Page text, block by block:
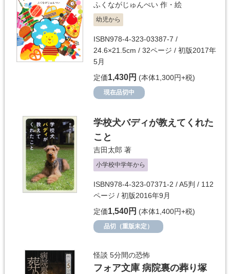
ふくながじゅんぺい 作・絵
幼児から
ISBN978-4-323-03387-7 /
24.6×21.5cm / 32ページ / 初版2017年
5月
定価1,430円 (本体1,300円+税)
現在品切中
学校犬バディが教えてくれた
こと
吉田太郎 著
小学校中学年から
ISBN978-4-323-07371-2 / A5判 / 112
ページ / 初版2016年9月
定価1,540円 (本体1,400円+税)
品切（重版未定）
怪談 5分間の恐怖
フォア文庫 病院裏の葬り塚